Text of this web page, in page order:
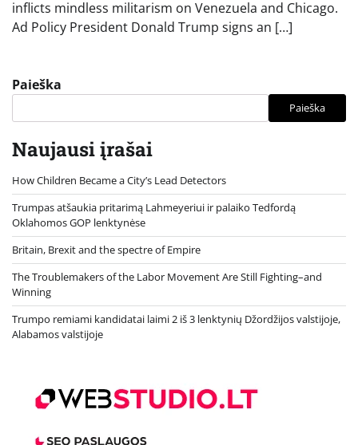
inflicts mindless militarism on Venezuela and Chicago.
Ad Policy President Donald Trump signs an […]
Paieška
Paieška
Naujausi įrašai
How Children Became a City’s Lead Detectors
Trumpas atšaukia pritarimą Lahmeyeriui ir palaiko Tedfordą
Oklahomos GOP lenktynėse
Britain, Brexit and the spectre of Empire
The Troublemakers of the Labor Movement Are Still Fighting–and
Winning
Trumpo remiami kandidatai laimi 2 iš 3 lenktynių Džordžijos valstijoje,
Alabamos valstijoje